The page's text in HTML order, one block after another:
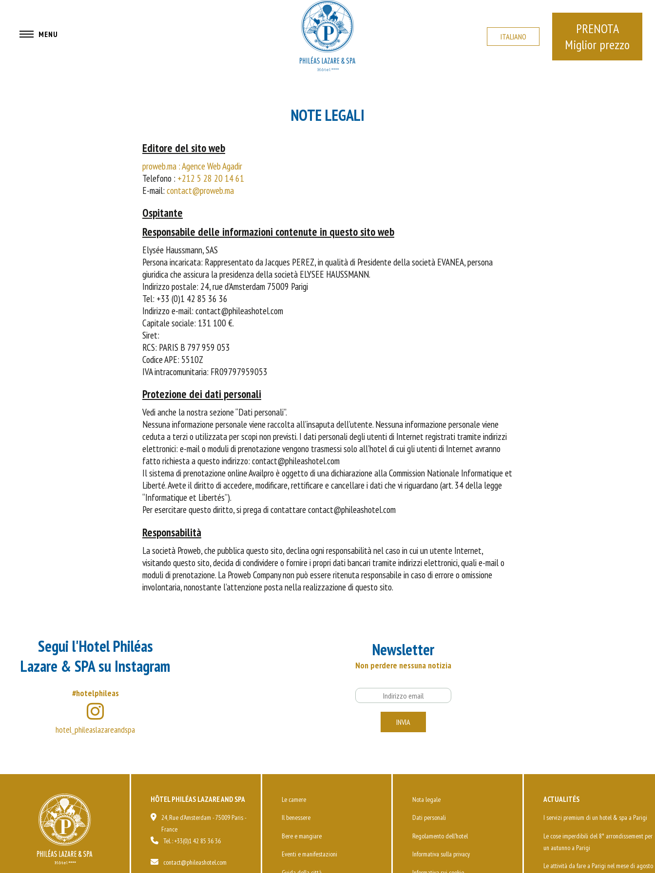
ITALIANO
PRENOTA
Miglior prezzo
MENU
NOTE LEGALI
Editore del sito web
proweb.ma : Agence Web Agadir
Telefono : +212 5 28 20 14 61
E-mail: contact@proweb.ma
Ospitante
Responsabile delle informazioni contenute in questo sito web
Elysée Haussmann, SAS
Persona incaricata: Rappresentato da Jacques PEREZ, in qualità di Presidente della società EVANEA, persona
giuridica che assicura la presidenza della società ELYSEE HAUSSMANN.
Indirizzo postale: 24, rue d’Amsterdam 75009 Parigi
Tel: +33 (0)1 42 85 36 36
Indirizzo e-mail: contact@phileashotel.com
Capitale sociale: 131 100 €.
Siret:
RCS: PARIS B 797 959 053
Codice APE: 5510Z
IVA intracomunitaria: FR09797959053
Protezione dei dati personali
Vedi anche la nostra sezione “Dati personali”.
Nessuna informazione personale viene raccolta all’insaputa dell’utente. Nessuna informazione personale viene
ceduta a terzi o utilizzata per scopi non previsti. I dati personali degli utenti di Internet registrati tramite indirizzi
elettronici: e-mail o moduli di prenotazione vengono trasmessi solo all’hotel di cui gli utenti di Internet avranno
fatto richiesta a questo indirizzo: contact@phileashotel.com
Il sistema di prenotazione online Availpro è oggetto di una dichiarazione alla Commission Nationale Informatique et
Liberté. Avete il diritto di accedere, modificare, rettificare e cancellare i dati che vi riguardano (art. 34 della legge
“Informatique et Libertés”).
Per esercitare questo diritto, si prega di contattare contact@phileashotel.com
Responsabilità
La società Proweb, che pubblica questo sito, declina ogni responsabilità nel caso in cui un utente Internet,
visitando questo sito, decida di condividere o fornire i propri dati bancari tramite indirizzi elettronici, quali e-mail o
moduli di prenotazione. La Proweb Company non può essere ritenuta responsabile in caso di errore o omissione
involontaria, nonostante l’attenzione posta nella realizzazione di questo sito.
Segui l'Hotel Philéas
Lazare & SPA su Instagram
#hotelphileas
hotel_phileaslazareandspa
Newsletter
Non perdere nessuna notizia
Email
INVIA
HÔTEL PHILÉAS LAZARE AND SPA
24, Rue d'Amsterdam - 75009 Paris -
France
Tel. :+33(0)1 42 85 36 36
contact@phileashotel.com
Le camere
Il benessere
Bere e mangiare
Eventi e manifestazioni
Nota legale
Dati personali
Regolamento dell'hotel
Informativa sulla privacy
ACTUALITÉS
I servizi premium di un hotel & spa a Parigi
Le cose imperdibili del 8° arrondissement per
un autunno a Parigi
Le attività da fare a Parigi nel mese di agosto